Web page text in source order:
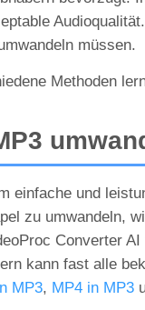
müssen.
Methoden
einfache und
zu umwandeln,
Converter
kann fast alle
MP3, MP4 in MP3